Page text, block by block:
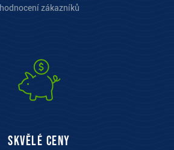
hodnocení zákazníků
Skvělé ceny